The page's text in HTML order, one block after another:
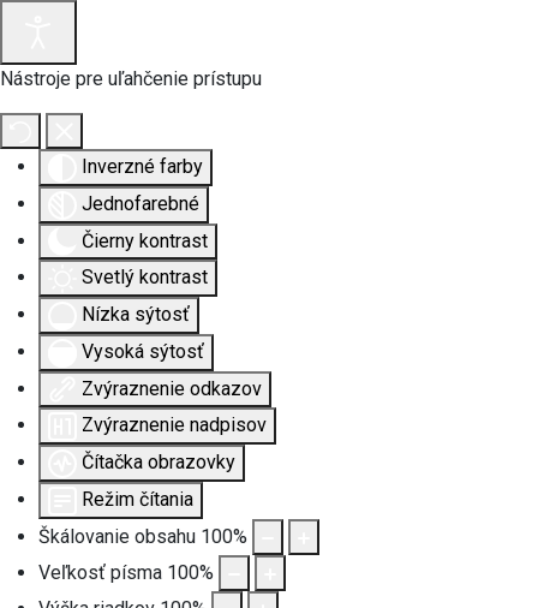
Nástroje pre uľahčenie prístupu
Inverzné farby
Jednofarebné
Čierny kontrast
Svetlý kontrast
Nízka sýtosť
Vysoká sýtosť
Zvýraznenie odkazov
Zvýraznenie nadpisov
Čítačka obrazovky
Režim čítania
Škálovanie obsahu 100%
Veľkosť písma 100%